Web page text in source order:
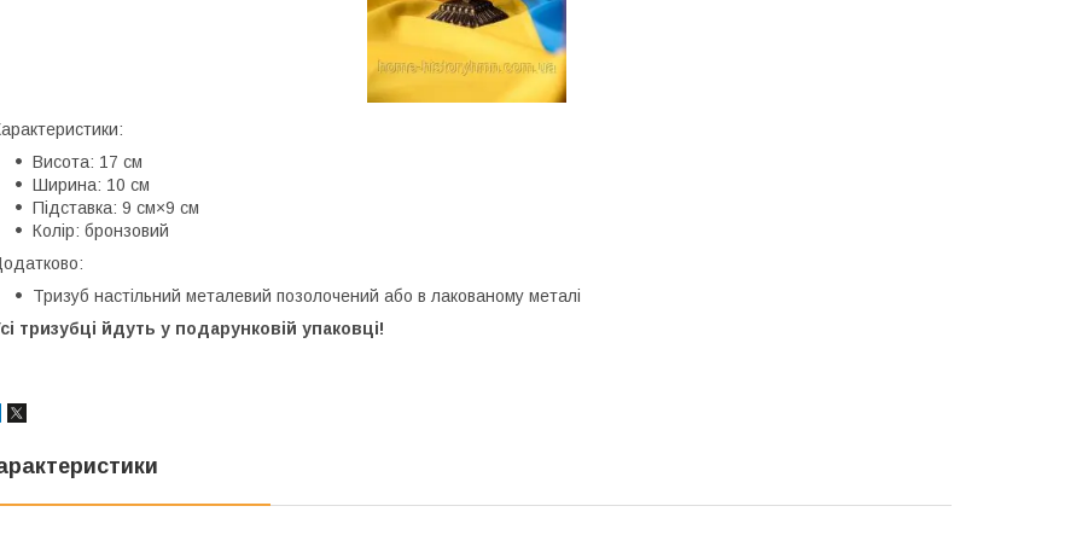
Висота: 17 см
Ширина: 10 см
Підставка: 9 см×9 см
Колір: бронзовий
Тризуб настільний металевий позолочений або в лакованому металі
тризубці йдуть у подарунковій упаковці!